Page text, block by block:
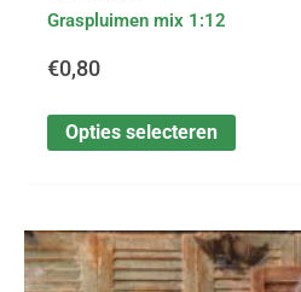
Graspluimen mix 1:12
€0,80
Opties selecteren
Prijsklasse:
Dit
product